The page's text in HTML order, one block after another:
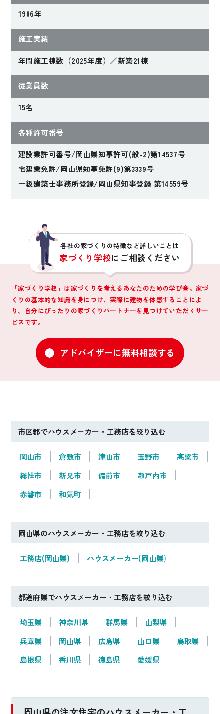
自然の恵みを生かす
Oさんファミリー
【岡山県倉敷市】
2024年完成
賢い家
Oさんファミリー
【岡山県岡山市】
2つの顔を持つ住ま
い
【岡山県岡山市】
エレガントでぬくも
りに満ちた住まい
【岡山県倉敷市】
おうち時間が楽しく
【岡山県岡山市】
2022年完成 2022年完成
1986年
施工実績
年間施工棟数（2025年度）／新築21棟
従業員数
15名
各種許可番号
建設業許可番号/岡山県知事許可(般-2)第14537号
宅建業免許/岡山県知事免許(9)第3339号
一級建築士事務所登録/岡山県知事登録 第14559号
各社の家づくりの特徴など詳しいことは
家づくり学校にご相談ください
「家づくり学校」は家づくりを考えるあなたのための学び舎。家づ
くりの基本的な知識を身につけ、 実際に建物を体感することによ
り、自分にぴったりの家づくりパートナーを見つけていただくサー
ビスです。
アドバイザーに無料相談する
市区郡でハウスメーカー・工務店を絞り込む
岡山市 倉敷市 津山市 玉野市
高梁市
総社市
新見市 備前市
瀬戸内市
赤磐市
和気町
岡山県のハウスメーカー・工務店を絞り込む
工務店(岡山県) ハウスメーカー(岡山県)
都道府県でハウスメーカー・工務店を絞り込む
埼玉県 神奈川県 群馬県
山梨県
兵庫県
岡山県 広島県 山口県
鳥取県
島根県
香川県 徳島県 愛媛県